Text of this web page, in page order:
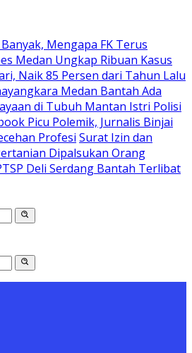
Mengapa FK Terus
Medan Ungkap Ribuan Kasus
Naik 85 Persen dari Tahun Lalu
Medan Bantah Ada
di Tubuh Mantan Istri Polisi
Picu Polemik, Jurnalis Binjai
Profesi Surat Izin dan
Dipalsukan Orang
Deli Serdang Bantah Terlibat